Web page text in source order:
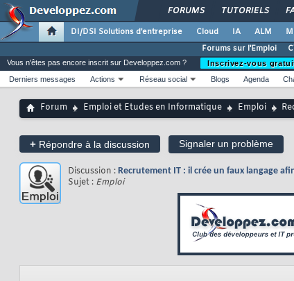
FORUMS TUTORIELS
DI/DSI Solutions d'entreprise Cloud IA ALM
Forums sur l'Emploi
Vous n'êtes pas encore inscrit sur Developpez.com ?
Inscrivez-vous
Derniers messages
Actions Réseau social Blogs Agenda
Forum Emploi et Etudes en Informatique Emploi
+ Répondre à la discussion Signaler un problème
Discussion : Recrutement IT : il crée un faux langage
Sujet : Emploi